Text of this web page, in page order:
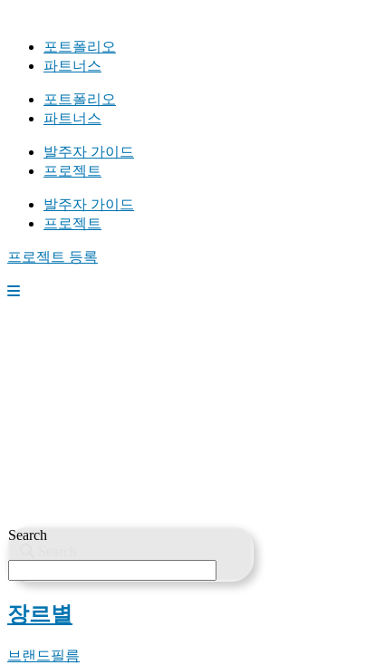
포트폴리오
파트너스
포트폴리오
파트너스
발주자 가이드
프로젝트
발주자 가이드
프로젝트
프로젝트 등록
Search
장르별
브랜드필름